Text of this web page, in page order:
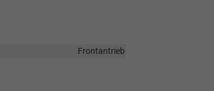
Frontantrieb